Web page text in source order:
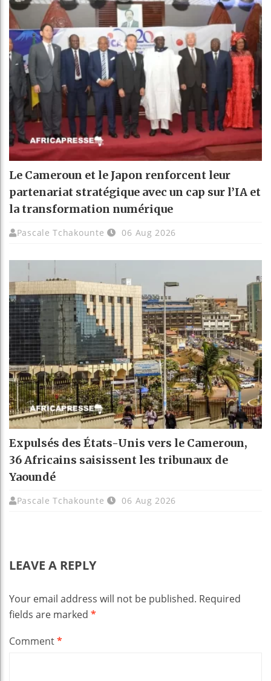
Le Cameroun et le Japon renforcent leur
partenariat stratégique avec un cap sur l’IA et
la transformation numérique
Pascale Tchakounte 06 Aug 2026
Expulsés des États-Unis vers le Cameroun,
36 Africains saisissent les tribunaux de
Yaoundé
Pascale Tchakounte 06 Aug 2026
LEAVE A REPLY
Your email address will not be published. Required
fields are marked *
Comment*